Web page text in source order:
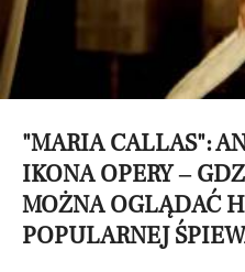
"MARIA CALLAS":
IKONA OPERY –
MOŻNA OGLĄDAĆ
POPULARNEJ